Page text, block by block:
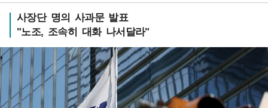
사장단 명의 사과문 발표
"노조, 조속히 대화 나서달라"